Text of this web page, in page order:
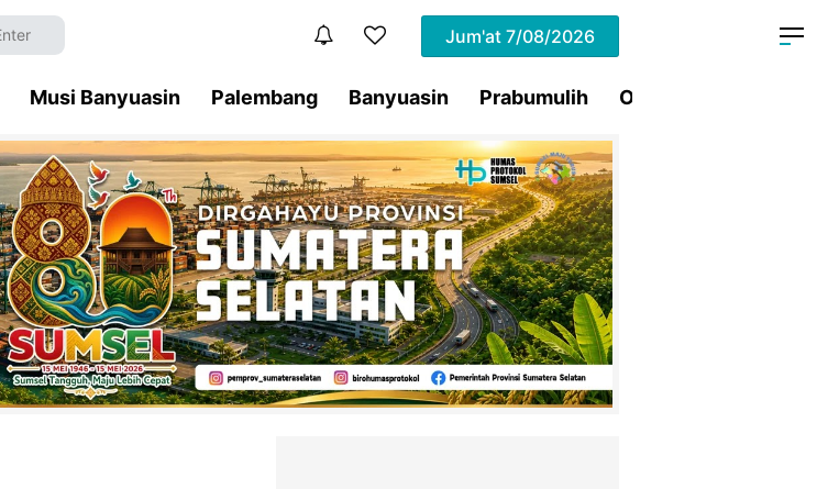
Jum'at 7/08/2026
Musi Banyuasin Palembang Banyuasin Prabumulih Ogan Ilir